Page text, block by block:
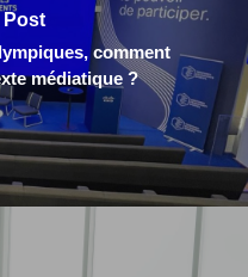
Post
comment
médiatique ?